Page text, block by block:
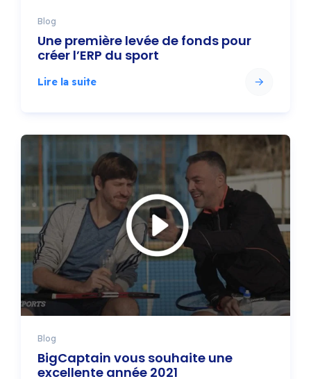
Blog
Une première levée de fonds pour
créer l’ERP du sport
Lire la suite
Blog
BigCaptain vous souhaite une
excellente année 2021